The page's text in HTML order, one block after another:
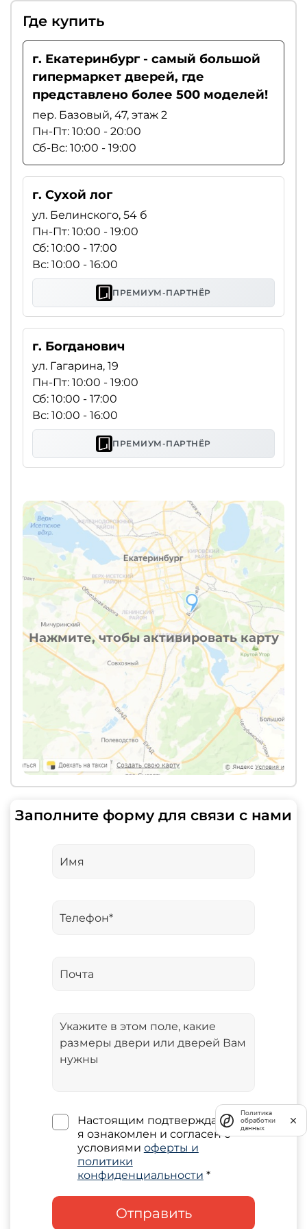
Нажмите, чтобы активировать карту
Где купить
г. Екатеринбург - самый большой
гипермаркет дверей, где
представлено более 500 моделей!
пер. Базовый, 47, этаж 2
Пн-Пт: 10:00 - 20:00
Сб-Вс: 10:00 - 19:00
г. Сухой лог
ул. Белинского, 54 б
Пн-Пт: 10:00 - 19:00
Сб: 10:00 - 17:00
Вс: 10:00 - 16:00
ПРЕМИУМ-ПАРТНЁР
г. Богданович
ул. Гагарина, 19
Пн-Пт: 10:00 - 19:00
Сб: 10:00 - 17:00
Вс: 10:00 - 16:00
ПРЕМИУМ-ПАРТНЁР
Заполните форму для связи с нами
Настоящим подтверждаю, что
я ознакомлен и согласен с
условиями оферты и
политики
конфиденциальности *
Отправить
Политика
обработки
данных